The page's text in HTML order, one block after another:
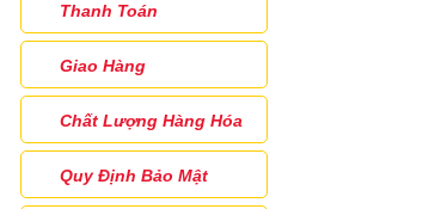
Thanh Toán
Giao Hàng
Chất Lượng Hàng Hóa
Quy Định Bảo Mật